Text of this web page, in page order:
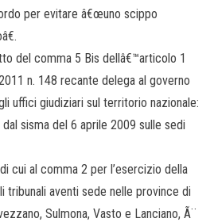
per evitare â€œuno scippo
del comma 5 Bis dellâ€™articolo 1
n. 148 recante delega al governo
uffici giudiziari sul territorio nazionale:
sisma del 6 aprile 2009 sulle sedi
cui al comma 2 per l’esercizio della
tribunali aventi sede nelle province di
Sulmona, Vasto e Lanciano, Ã¨